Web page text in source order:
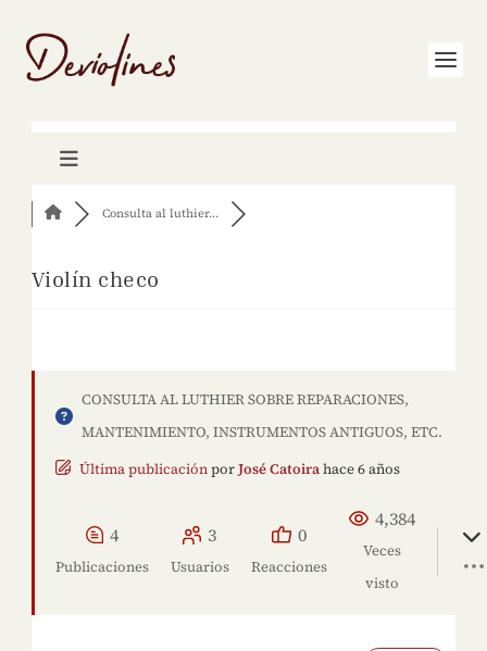
Consulta al luthier...
Violín checo
CONSULTA AL LUTHIER SOBRE REPARACIONES,
MANTENIMIENTO, INSTRUMENTOS ANTIGUOS, ETC.
Última publicaciónporJosé Catoirahace 6 años
4
Publicaciones
3
Usuarios
0
Reacciones
4,384
Veces
visto